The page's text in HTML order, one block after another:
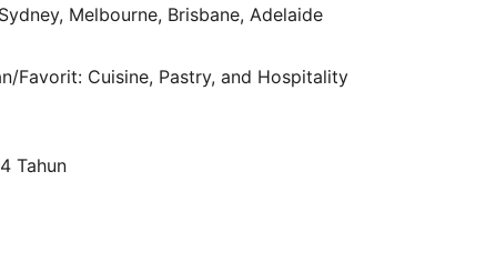
Melbourne, Brisbane, Adelaide
Favorit: Cuisine, Pastry, and Hospitality
Tahun